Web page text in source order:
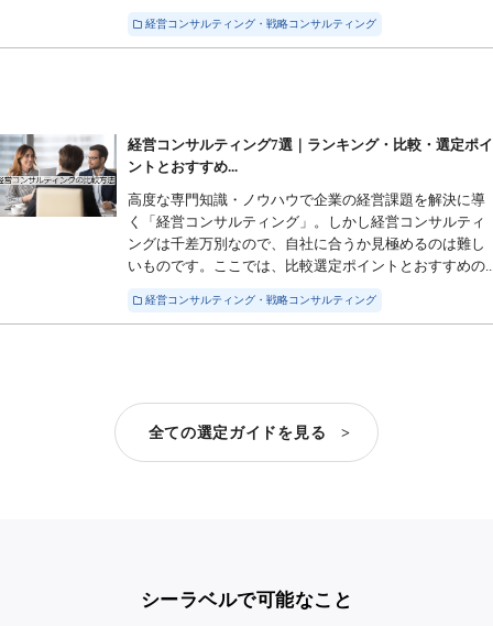
経営コンサルティング・戦略コンサルティング
経営コンサルティング7選｜ランキング・比較・選定ポイ
ントとおすすめ...
高度な専門知識・ノウハウで企業の経営課題を解決に導
く「経営コンサルティング」。しかし経営コンサルティ
ングは千差万別なので、自社に合うか見極めるのは難し
いものです。ここでは、比較選定ポイントとおすすめの
経営コンサルティング・戦略コンサルティング
全ての選定ガイドを見る >
シーラベルで可能なこと